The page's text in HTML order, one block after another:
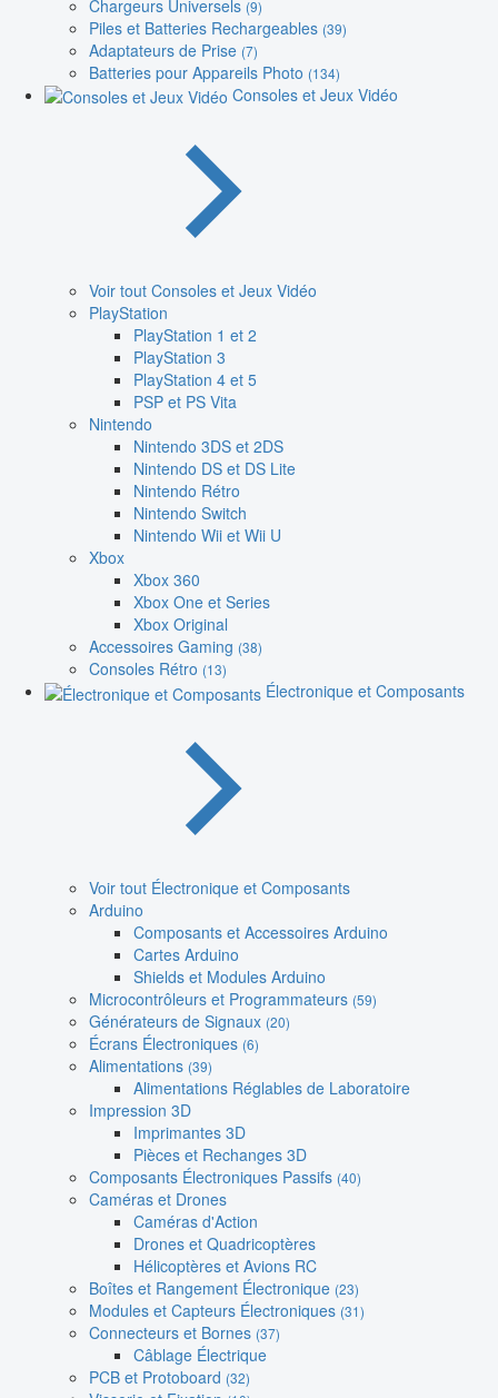
Chargeurs Universels (9)
Piles et Batteries Rechargeables (39)
Adaptateurs de Prise (7)
Batteries pour Appareils Photo (134)
Consoles et Jeux Vidéo
Voir tout Consoles et Jeux Vidéo
PlayStation
PlayStation 1 et 2
PlayStation 3
PlayStation 4 et 5
PSP et PS Vita
Nintendo
Nintendo 3DS et 2DS
Nintendo DS et DS Lite
Nintendo Rétro
Nintendo Switch
Nintendo Wii et Wii U
Xbox
Xbox 360
Xbox One et Series
Xbox Original
Accessoires Gaming (38)
Consoles Rétro (13)
Électronique et Composants
Voir tout Électronique et Composants
Arduino
Composants et Accessoires Arduino
Cartes Arduino
Shields et Modules Arduino
Microcontrôleurs et Programmateurs (59)
Générateurs de Signaux (20)
Écrans Électroniques (6)
Alimentations (39)
Alimentations Réglables de Laboratoire
Impression 3D
Imprimantes 3D
Pièces et Rechanges 3D
Composants Électroniques Passifs (40)
Caméras et Drones
Caméras d'Action
Drones et Quadricoptères
Hélicoptères et Avions RC
Boîtes et Rangement Électronique (23)
Modules et Capteurs Électroniques (31)
Connecteurs et Bornes (37)
Câblage Électrique
PCB et Protoboard (32)